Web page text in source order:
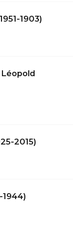
1903)
2015)
1944)